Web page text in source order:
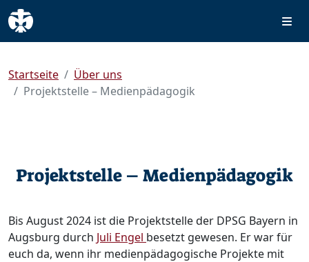
Startseite
Über uns
Projektstelle – Medienpädagogik
Projektstelle – Medienpädagogik
Bis August 2024 ist die Projektstelle der DPSG Bayern in
Augsburg durch Juli Engel besetzt gewesen. Er war für
euch da, wenn ihr medienpädagogische Projekte mit